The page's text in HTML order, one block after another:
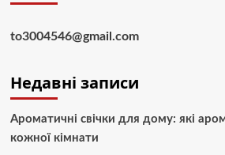
to3004546@gmail.com
Недавні записи
Ароматичні свічки для дому: які
кожної кімнати